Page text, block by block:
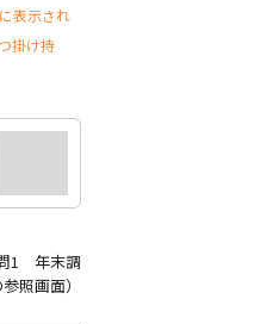
表示され
掛け持
問1 年末調
照画面）